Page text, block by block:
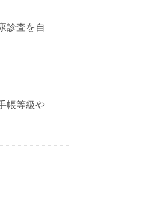
診査を自
帳等級や